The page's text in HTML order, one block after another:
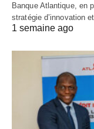
Banque Atlantique, en
stratégie d’innovation
1 semaine ago